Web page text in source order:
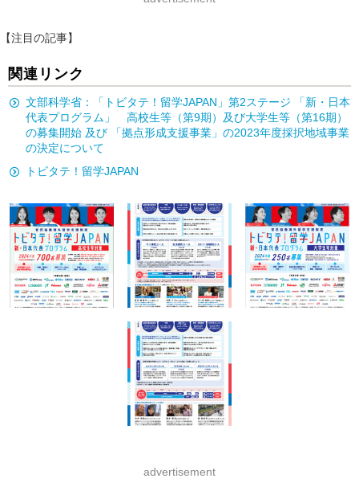
【注目の記事】
関連リンク
文部科学省：「トビタテ！留学JAPAN」第2ステージ 「新・日本
代表プログラム」 高校生等（第9期）及び大学生等（第16期）
の募集開始 及び 「拠点形成支援事業」の2023年度採択地域事業
の決定について
トビタテ！留学JAPAN
advertisement